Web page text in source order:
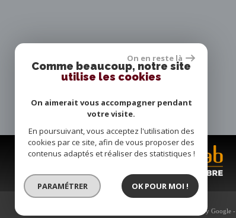
© 2026 | Tous droits réservés | Traduction powered by Google -
On en reste là
Comme beaucoup, notre site
utilise les cookies
On aimerait vous accompagner pendant
votre visite.
En poursuivant, vous acceptez l'utilisation des
cookies par ce site, afin de vous proposer des
contenus adaptés et réaliser des statistiques !
PARAMÉTRER OK POUR MOI !